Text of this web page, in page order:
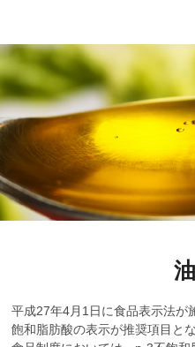
平成27年4月1日に食品表示法が
飽和脂肪酸の表示が推奨項目と